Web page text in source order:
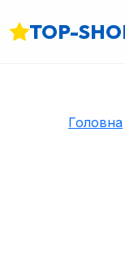
TOP-
Головна